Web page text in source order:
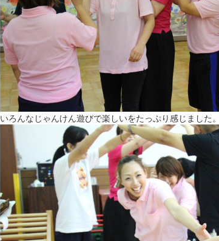
いろんなじゃんけん遊びで楽しいをたっぷり感じました。